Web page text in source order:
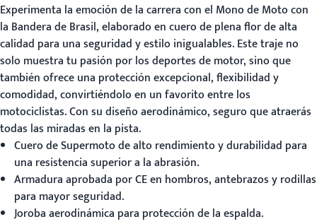
Experimenta la emoción de la carrera con el Mono de Moto con
la Bandera de Brasil, elaborado en cuero de plena flor de alta
calidad para una seguridad y estilo inigualables. Este traje no
solo muestra tu pasión por los deportes de motor, sino que
también ofrece una protección excepcional, flexibilidad y
comodidad, convirtiéndolo en un favorito entre los
motociclistas. Con su diseño aerodinámico, seguro que atraerás
todas las miradas en la pista.
Cuero deSupermotode alto rendimiento y durabilidad para
una resistencia superior a la abrasión.
Armadura aprobada por CE en hombros, antebrazos y rodillas
para mayor seguridad.
Joroba aerodinámica para protección de la espalda.